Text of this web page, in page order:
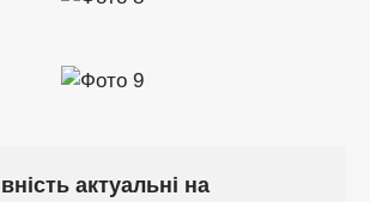
актуальні на